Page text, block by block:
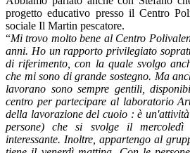
progetto educativo presso il Centro
sociale Il Martin pescatore.
“Mi trovo molto bene al Centro
anni. Ho un rapporto privilegiato
di riferimento, con la quale svolgo
che mi sono di grande sostegno. Ma
lavorano sono sempre gentili,
centro per partecipare al laboratorio
della lavorazione del cuoio : è
persone) che si svolge il
interessante. Inoltre, appartengo al